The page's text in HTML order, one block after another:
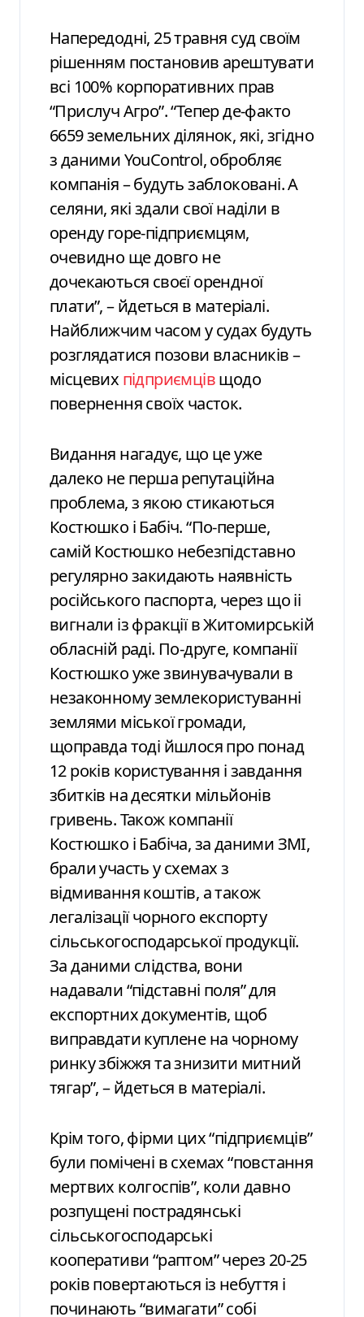
Напередодні, 25 травня суд своїм
рішенням постановив арештувати
всі 100% корпоративних прав
“Прислуч Агро”. “Тепер де-факто
6659 земельних ділянок, які, згідно
з даними YouControl, обробляє
компанія – будуть заблоковані. А
селяни, які здали свої наділи в
оренду горе-підприємцям,
очевидно ще довго не
дочекаються своєї орендної
плати”, – йдеться в матеріалі.
Найближчим часом у судах будуть
розглядатися позови власників –
місцевих підприємцівщодо
повернення своїх часток.
Видання нагадує, що це уже
далеко не перша репутаційна
проблема, з якою стикаються
Костюшко і Бабіч. “По-перше,
самій Костюшко небезпідставно
регулярно закидають наявність
російського паспорта, через що іі
вигнали із фракції в Житомирській
обласній раді. По-друге, компанії
Костюшко уже звинувачували в
незаконному землекористуванні
землями міської громади,
щоправда тоді йшлося про понад
12 років користування і завдання
збитків на десятки мільйонів
гривень. Також компанії
Костюшко і Бабіча, за даними ЗМІ,
брали участь у схемах з
відмивання коштів, а також
легалізації чорного експорту
сільськогосподарської продукції.
За даними слідства, вони
надавали “підставні поля” для
експортних документів, щоб
виправдати куплене на чорному
ринку збіжжя та знизити митний
тягар”, – йдеться в матеріалі.
Крім того, фірми цих “підприємців”
були помічені в схемах “повстання
мертвих колгоспів”, коли давно
розпущені пострадянські
сільськогосподарські
кооперативи “раптом” через 20-25
років повертаються із небуття і
починають “вимагати” собі